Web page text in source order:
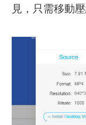
見，只需移動